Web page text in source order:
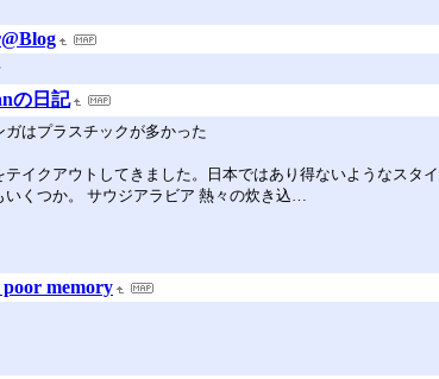
の日記
はプラスチックが多かった
イクアウトしてきました。日本ではあり得ないようなス
くつか。 サウジアラビア 熱々の炊き込…
memory